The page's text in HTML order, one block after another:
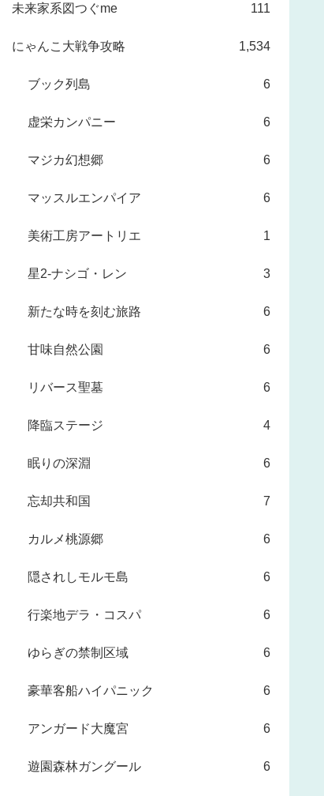
未来家系図つぐme 111
にゃんこ大戦争攻略 1,534
ブック列島 6
虚栄カンパニー 6
マジカ幻想郷 6
マッスルエンパイア 6
美術工房アートリエ 1
星2-ナシゴ・レン 3
新たな時を刻む旅路 6
甘味自然公園 6
リバース聖墓 6
降臨ステージ 4
眠りの深淵 6
忘却共和国 7
カルメ桃源郷 6
隠されしモルモ島 6
行楽地デラ・コスパ 6
ゆらぎの禁制区域 6
豪華客船ハイパニック 6
アンガード大魔宮 6
遊園森林ガングール 6